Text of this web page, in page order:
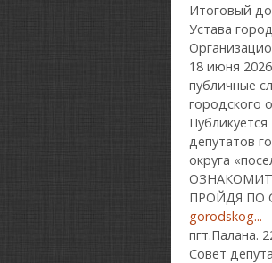
Итоговый
Устава
18 июня
публичные
городского
депутатов
округа
ПРОЙДЯ ПО
gorodskog...
пгт.Палана.
Совет